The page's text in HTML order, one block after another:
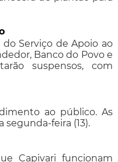
Serviço de Apoio ao
Banco do Povo e
suspensos, com
ao público. As
segunda-feira (13).
Capivari funcionam